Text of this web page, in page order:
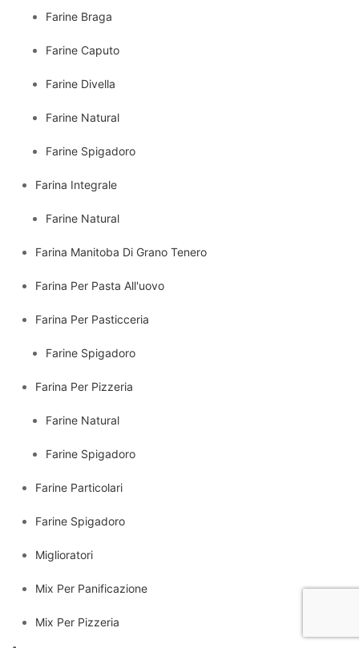
Farine Braga
Farine Caputo
Farine Divella
Farine Natural
Farine Spigadoro
Farina Integrale
Farine Natural
Farina Manitoba Di Grano Tenero
Farina Per Pasta All'uovo
Farina Per Pasticceria
Farine Spigadoro
Farina Per Pizzeria
Farine Natural
Farine Spigadoro
Farine Particolari
Farine Spigadoro
Miglioratori
Mix Per Panificazione
Mix Per Pizzeria